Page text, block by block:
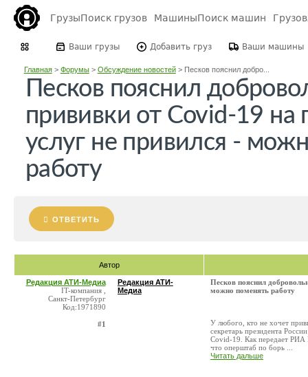
ГрузыПоиск грузов МашиныПоиск машин
Ваши грузы Добавить груз Ваши машины
Главная> Форумы> Обсуждение новостей> Песков пояснил добро...
Песков пояснил
прививки от Covid-19
услуг не привился -
работу
ОТВЕТИТЬ
Автор
Редакция АТИ-Медиа
IT-компания ,
Санкт-Петербург
Код:1971890
#1
Редакция АТИ-
Медиа
Песков пояснил
можно поменять работу
У любого, кто не хочет
секретарь президента
Covid-19. Как передает РИА
что оперштаб по борь ...
Читать дальше